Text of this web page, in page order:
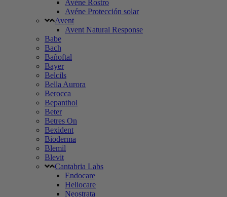
Avène Rostro
Avéne Protección solar
Avent
Avent Natural Response
Babe
Bach
Bañoftal
Bayer
Belcils
Bella Aurora
Berocca
Bepanthol
Beter
Betres On
Bexident
Bioderma
Blemil
Blevit
Cantabria Labs
Endocare
Heliocare
Neostrata